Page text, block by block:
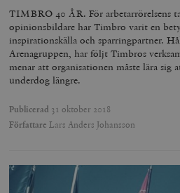
TIMBRO 40 ÅR. För arbetarrörelsens
opinionsbildare har Timbro varit en
inspirationskälla och sparringpartner.
Arenagruppen, har följt Timbros
menar att organisationen måste lära sig
underdog längre.
Publicerad 31 oktober 2018
Författare Lars Anders Johansson